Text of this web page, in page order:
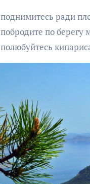
поднимитесь ради
побродите по берегу
полюбуйтесь